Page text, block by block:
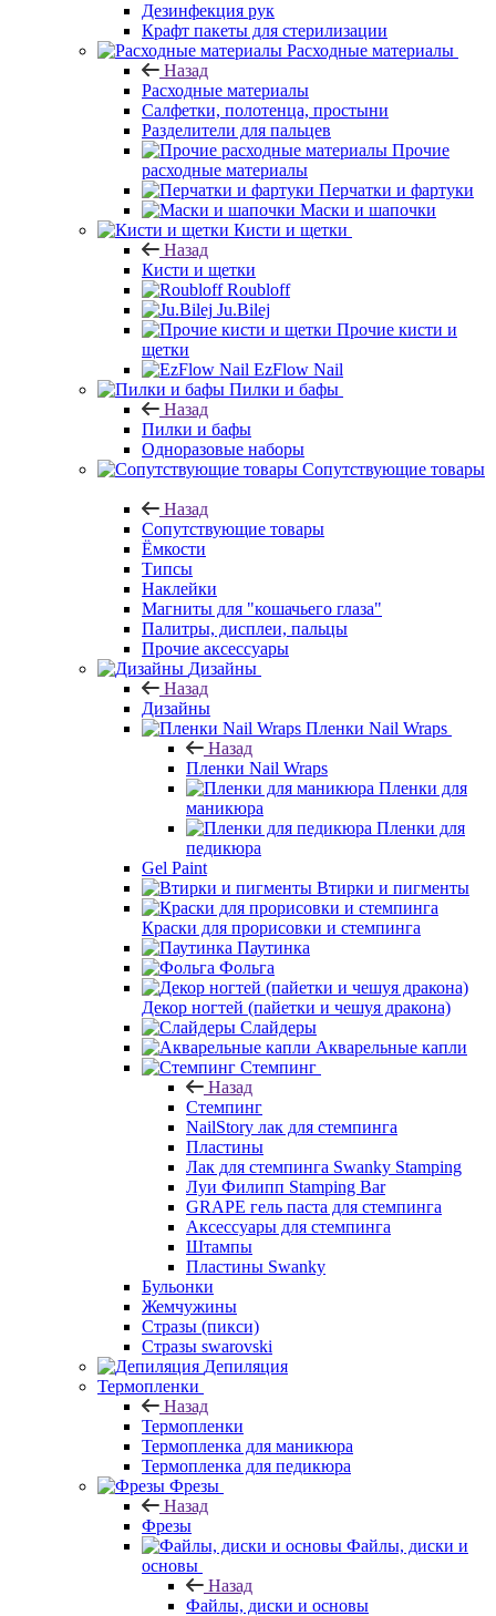
Дезинфекция рук
Крафт пакеты для стерилизации
Расходные материалы
Назад
Расходные материалы
Салфетки, полотенца, простыни
Разделители для пальцев
Прочие
расходные материалы
Перчатки и фартуки
Маски и шапочки
Кисти и щетки
Назад
Кисти и щетки
Roubloff
Ju.Bilej
Прочие кисти и
щетки
EzFlow Nail
Пилки и бафы
Назад
Пилки и бафы
Одноразовые наборы
Сопутствующие товары
Назад
Сопутствующие товары
Ёмкости
Типсы
Наклейки
Магниты для "кошачьего глаза"
Палитры, дисплеи, пальцы
Прочие аксессуары
Дизайны
Назад
Дизайны
Пленки Nail Wraps
Назад
Пленки Nail Wraps
Пленки для
маникюра
Пленки для
педикюра
Gel Paint
Втирки и пигменты
Краски для прорисовки и стемпинга
Паутинка
Фольга
Декор ногтей (пайетки и чешуя дракона)
Слайдеры
Акварельные капли
Стемпинг
Назад
Стемпинг
NailStory лак для стемпинга
Пластины
Лак для стемпинга Swanky Stamping
Луи Филипп Stamping Bar
GRAPE гель паста для стемпинга
Аксессуары для стемпинга
Штампы
Пластины Swanky
Бульонки
Жемчужины
Стразы (пикси)
Cтразы swarovski
Депиляция
Термопленки
Назад
Термопленки
Термопленка для маникюра
Термопленка для педикюра
Фрезы
Назад
Фрезы
Файлы, диски и
основы
Назад
Файлы, диски и основы